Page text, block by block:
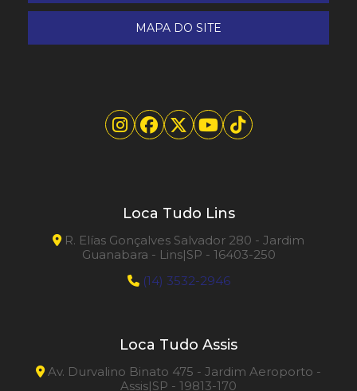
MAPA DO SITE
Loca Tudo Lins
R. Elías Gonçalves Salvador 280 - Jardim
Guanabara - Lins|SP - 16403-250
(14) 3532-2946
Loca Tudo Assis
Av. Durvalino Binato 475 - Jardim Aeroporto -
Assis|SP - 19813-170